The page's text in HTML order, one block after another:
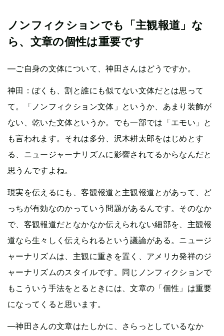
ノンフィクションでも「主観報道」な
ら、文章の個性は重要です
—ご自身の文体について、神田さんはどうですか。
神田：ぼくも、割と誰にも似てない文体だとは思って
て。「ノンフィクション文体」というか、あまり装飾が
ない、乾いた文体というか。でも一部では「エモい」と
も言われます。それは多分、沢木耕太郎をはじめとす
る、ニュージャーナリズムに影響されてるからなんだと
思うんですよね。
現実を伝えるにも、客観報道と主観報道とがあって、ど
っちが有効なのかっていう問題があるんです。そのなか
で、客観報道だとなかなか伝えられない細部を、主観報
道なら生々しく伝えられるという議論がある。ニュージ
ャーナリズムは、主観に重きを置く、アメリカ発祥のジ
ャーナリズムのスタイルです。同じノンフィクションで
もこういう手法をとるときには、文章の「個性」は重要
になってくると思います。
—神田さんの文章はたしかに、さらっとしているなか